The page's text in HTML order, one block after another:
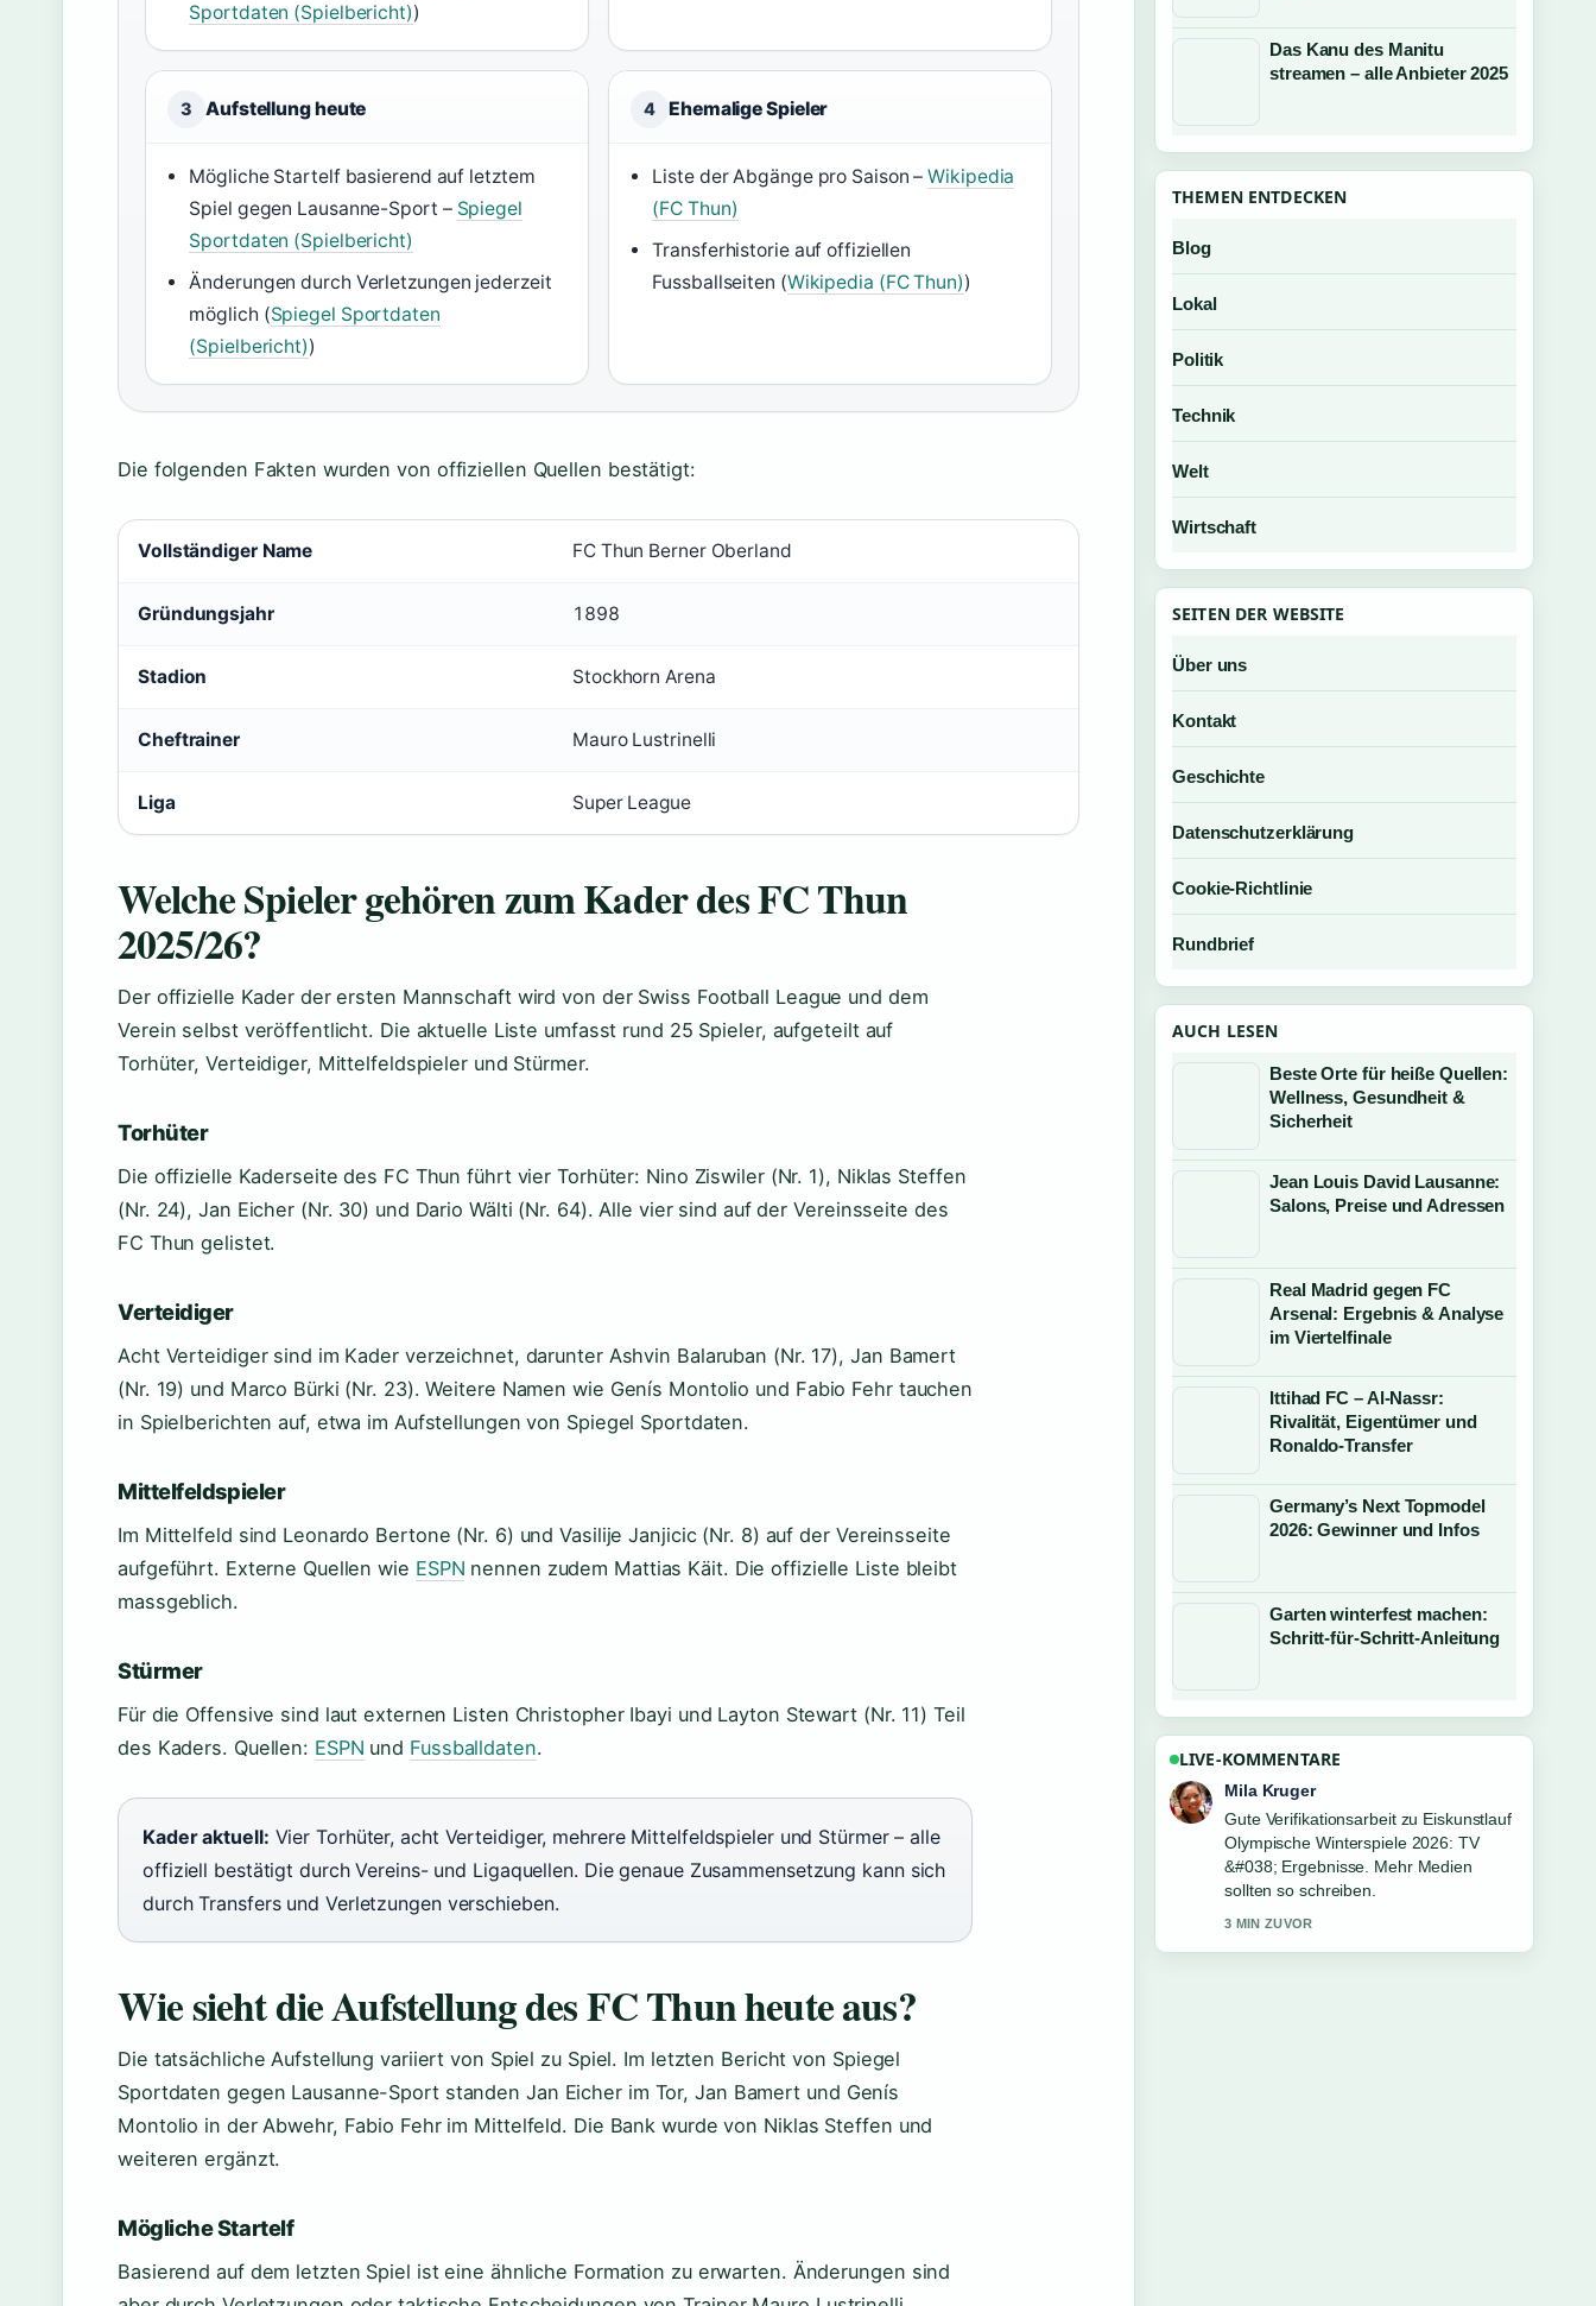
Sportdaten (Spielbericht))
3 Aufstellung heute
Mögliche Startelf basierend auf letztem
Spiel gegen Lausanne-Sport – Spiegel
Sportdaten (Spielbericht)
Änderungen durch Verletzungen jederzeit
möglich (Spiegel Sportdaten
(Spielbericht))
4 Ehemalige Spieler
Liste der Abgänge pro Saison –Wikipedia
(FC Thun)
Transferhistorie auf offiziellen
Fussballseiten (Wikipedia (FC Thun))
Die folgenden Fakten wurden von offiziellen Quellen bestätigt:
Vollständiger Name FC Thun Berner Oberland
Gründungsjahr 1898
Stadion Stockhorn Arena
Cheftrainer Mauro Lustrinelli
Liga Super League
Welche Spieler gehören zum Kader des FC Thun
2025/26?
Der offizielle Kader der ersten Mannschaft wird von der Swiss Football League und dem
Verein selbst veröffentlicht. Die aktuelle Liste umfasst rund 25 Spieler, aufgeteilt auf
Torhüter, Verteidiger, Mittelfeldspieler und Stürmer.
Torhüter
Die offizielle Kaderseite des FC Thun führt vier Torhüter: Nino Ziswiler (Nr. 1), Niklas Steffen
(Nr. 24), Jan Eicher (Nr. 30) und Dario Wälti (Nr. 64). Alle vier sind auf der Vereinsseite des
FC Thun gelistet.
Verteidiger
Acht Verteidiger sind im Kader verzeichnet, darunter Ashvin Balaruban (Nr. 17), Jan Bamert
(Nr. 19) und Marco Bürki (Nr. 23). Weitere Namen wie Genís Montolio und Fabio Fehr tauchen
in Spielberichten auf, etwa im Aufstellungen von Spiegel Sportdaten.
Mittelfeldspieler
Im Mittelfeld sind Leonardo Bertone (Nr. 6) und Vasilije Janjicic (Nr. 8) auf der Vereinsseite
aufgeführt. Externe Quellen wie ESPN nennen zudem Mattias Käit. Die offizielle Liste bleibt
massgeblich.
Stürmer
Für die Offensive sind laut externen Listen Christopher Ibayi und Layton Stewart (Nr. 11) Teil
des Kaders. Quellen: ESPN und Fussballdaten.
Kader aktuell: Vier Torhüter, acht Verteidiger, mehrere Mittelfeldspieler und Stürmer – alle
offiziell bestätigt durch Vereins- und Ligaquellen. Die genaue Zusammensetzung kann sich
durch Transfers und Verletzungen verschieben.
Wie sieht die Aufstellung des FC Thun heute aus?
Die tatsächliche Aufstellung variiert von Spiel zu Spiel. Im letzten Bericht von Spiegel
Sportdaten gegen Lausanne-Sport standen Jan Eicher im Tor, Jan Bamert und Genís
Montolio in der Abwehr, Fabio Fehr im Mittelfeld. Die Bank wurde von Niklas Steffen und
weiteren ergänzt.
Mögliche Startelf
Basierend auf dem letzten Spiel ist eine ähnliche Formation zu erwarten. Änderungen sind
Das Kanu des Manitu
streamen – alle Anbieter 2025
THEMEN ENTDECKEN
Blog
Lokal
Politik
Technik
Welt
Wirtschaft
SEITEN DER WEBSITE
Über uns
Kontakt
Geschichte
Datenschutzerklärung
Cookie-Richtlinie
Rundbrief
AUCH LESEN
Beste Orte für heiße Quellen:
Wellness, Gesundheit &
Sicherheit
Jean Louis David Lausanne:
Salons, Preise und Adressen
Real Madrid gegen FC
Arsenal: Ergebnis & Analyse
im Viertelfinale
Ittihad FC – Al-Nassr:
Rivalität, Eigentümer und
Ronaldo-Transfer
Germany’s Next Topmodel
2026: Gewinner und Infos
Garten winterfest machen:
Schritt-für-Schritt-Anleitung
LIVE-KOMMENTARE
Jonas Wagner
Starke Einordnung zu
Weihnachtsmärkte Luzern 2025:
Termine &#038; Öffnungszeiten. Das ist
die klarste Zusammenfassung, die ich